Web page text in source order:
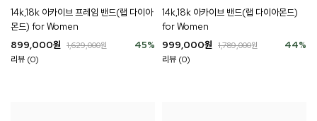
14k,18k 아카이브 프레임 밴드(랩 다이아
몬드) for Women
45%
899,000원 1,629,000원
리뷰 (0)
14k,18k 아카이브 밴드(랩 다이아몬드)
for Women
44%
999,000원 1,789,000원
리뷰 (0)